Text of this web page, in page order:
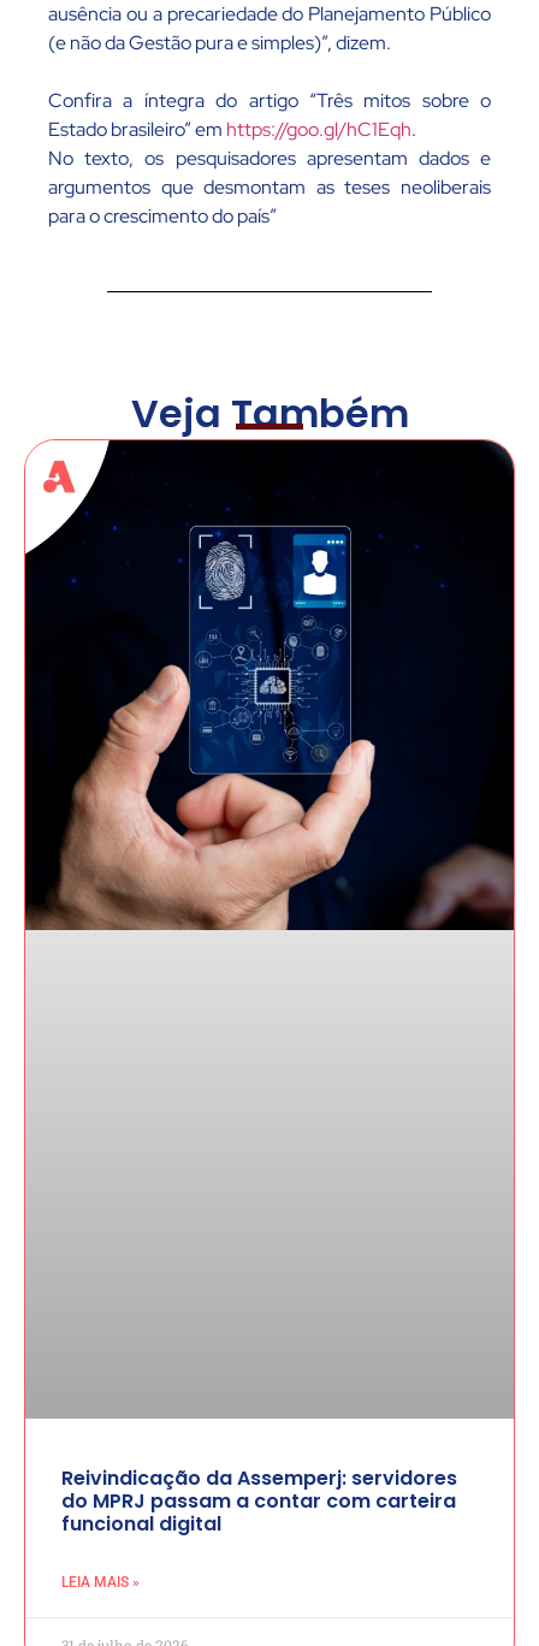
ausência ou a precariedade do Planejamento Público
(e não da Gestão pura e simples)”, dizem.
Confira a íntegra do artigo “Três mitos sobre o
Estado brasileiro” em https://goo.gl/hC1Eqh.
No texto, os pesquisadores apresentam dados e
argumentos que desmontam as teses neoliberais
para o crescimento do país”
Veja Também
Reivindicação da Assemperj: servidores
do MPRJ passam a contar com carteira
funcional digital
LEIA MAIS »